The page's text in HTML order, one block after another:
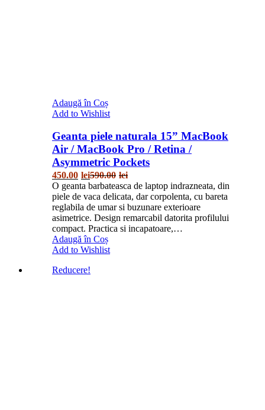
Adaugă în Coș
Add to Wishlist
Geanta piele naturala 15” MacBook
Air / MacBook Pro / Retina /
Asymmetric Pockets
450.00 lei590.00 lei
O geanta barbateasca de laptop indrazneata, din
piele de vaca delicata, dar corpolenta, cu bareta
reglabila de umar si buzunare exterioare
asimetrice. Design remarcabil datorita profilului
compact. Practica si incapatoare,…
Adaugă în Coș
Add to Wishlist
Reducere!